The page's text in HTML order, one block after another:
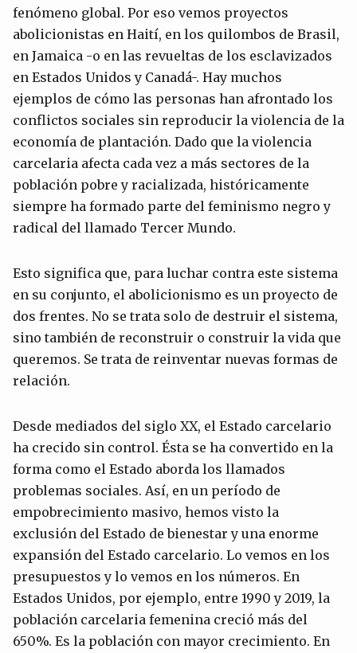
fenómeno global. Por eso vemos proyectos
abolicionistas en Haití, en los quilombos de Brasil,
en Jamaica -o en las revueltas de los esclavizados
en Estados Unidos y Canadá-. Hay muchos
ejemplos de cómo las personas han afrontado los
conflictos sociales sin reproducir la violencia de la
economía de plantación. Dado que la violencia
carcelaria afecta cada vez a más sectores de la
población pobre y racializada, históricamente
siempre ha formado parte del feminismo negro y
radical del llamado Tercer Mundo.
Esto significa que, para luchar contra este sistema
en su conjunto, el abolicionismo es un proyecto de
dos frentes. No se trata solo de destruir el sistema,
sino también de reconstruir o construir la vida que
queremos. Se trata de reinventar nuevas formas de
relación.
Desde mediados del siglo XX, el Estado carcelario
ha crecido sin control. Ésta se ha convertido en la
forma como el Estado aborda los llamados
problemas sociales. Así, en un período de
empobrecimiento masivo, hemos visto la
exclusión del Estado de bienestar y una enorme
expansión del Estado carcelario. Lo vemos en los
presupuestos y lo vemos en los números. En
Estados Unidos, por ejemplo, entre 1990 y 2019, la
población carcelaria femenina creció más del
650%. Es la población con mayor crecimiento. En